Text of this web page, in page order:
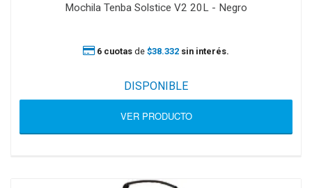
Mochila Tenba Solstice V2 20L - Negro
6 cuotas de $38.332 sin interés.
DISPONIBLE
VER PRODUCTO